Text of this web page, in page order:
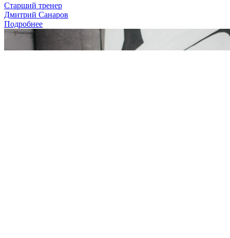
Старший тренер
Дмитрий Санаров
Подробнее